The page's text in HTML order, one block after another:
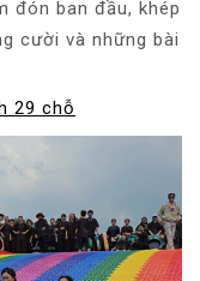
đón ban đầu, khép
cười và những bài
29 chỗ